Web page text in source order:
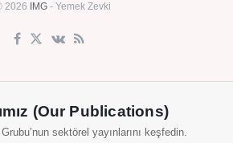
2026 IMG - Yemek Zevki
(Our Publications)
sektörel yayınlarını keşfedin.